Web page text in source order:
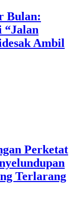
Bulan:
Ambil
Perketat
Terlarang